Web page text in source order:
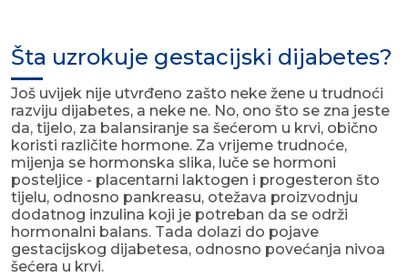
Šta uzrokuje gestacijski dijabetes?
Još uvijek nije utvrđeno zašto neke žene u trudnoći
razviju dijabetes, a neke ne. No, ono što se zna jeste
da, tijelo, za balansiranje sa šećerom u krvi, obično
koristi različite hormone. Za vrijeme trudnoće,
mijenja se hormonska slika, luče se hormoni
posteljice - placentarni laktogen i progesteron što
tijelu, odnosno pankreasu, otežava proizvodnju
dodatnog inzulina koji je potreban da se održi
hormonalni balans. Tada dolazi do pojave
gestacijskog dijabetesa, odnosno povećanja nivoa
šećera u krvi.